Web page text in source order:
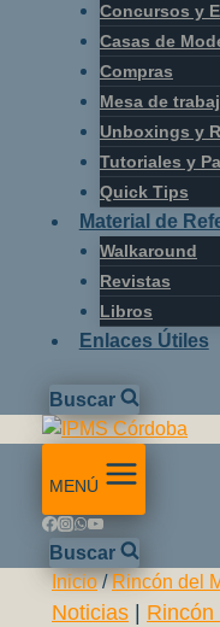
Concursos y
Casas de
Compras
Mesa de
Unboxings y
Tutoriales y
Quick Tips
Material de
Walkaround
Revistas
Libros
Enlaces Útiles
Buscar
MENÚ
Buscar
Inicio / Rincón del
Noticias